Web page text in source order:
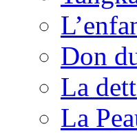
Don
La
La